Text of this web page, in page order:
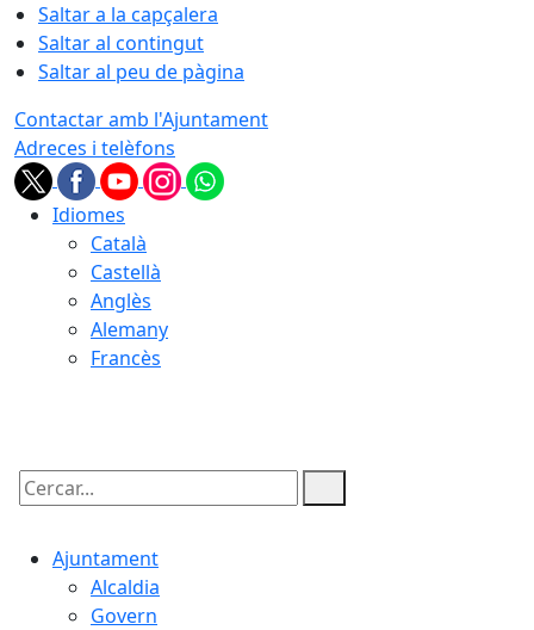
Saltar a la capçalera
Saltar al contingut
Saltar al peu de pàgina
Contactar amb l'Ajuntament
Adreces i telèfons
Idiomes
Català
Castellà
Anglès
Alemany
Francès
Cercar:
Ajuntament
Alcaldia
Govern